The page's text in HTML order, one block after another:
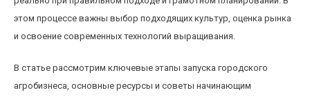
этом процессе важны выбор подходящих культур, оценка рынка
и освоение современных технологий выращивания.
В статье рассмотрим ключевые этапы запуска городского
агробизнеса, основные ресурсы и советы начинающим